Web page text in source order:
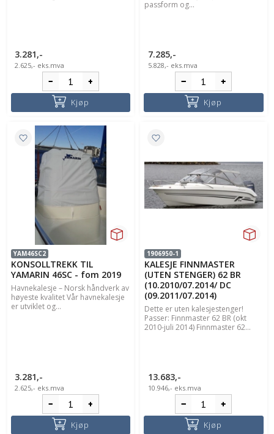
3.281,-
2.625,- eks.mva
Kjøp
passform og...
7.285,-
5.828,- eks.mva
Kjøp
YAM46SC2
KONSOLLTREKK TIL
YAMARIN 46SC - fom 2019
Havnekalesje – Norsk håndverk av
høyeste kvalitet Vår havnekalesje
er utviklet og...
3.281,-
2.625,- eks.mva
Kjøp
1906950-1
KALESJE FINNMASTER
(UTEN STENGER) 62 BR
(10.2010/07.2014/ DC
(09.2011/07.2014)
Dette er uten kalesjestenger!
Passer: Finnmaster 62 BR (okt
2010-juli 2014) Finnmaster 62...
13.683,-
10.946,- eks.mva
Kjøp